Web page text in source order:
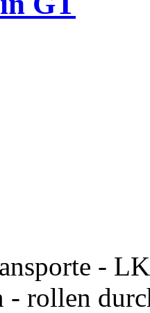
-
- rollen